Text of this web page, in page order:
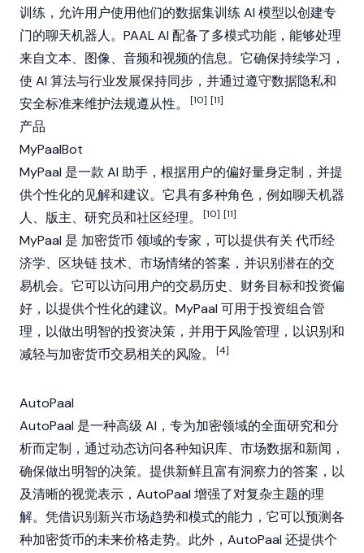
训练，允许用户使用他们的数据集训练 AI 模型以创建专
门的聊天机器人。PAAL AI 配备了多模式功能，能够处理
来自文本、图像、音频和视频的信息。它确保持续学习，
使 AI 算法与行业发展保持同步，并通过遵守数据隐私和
安全标准来维护法规遵从性。
[10] [11]
产品
MyPaalBot
MyPaal 是一款 AI 助手，根据用户的偏好量身定制，并提
供个性化的见解和建议。它具有多种角色，例如聊天机器
人、版主、研究员和社区经理。
[10] [11]
MyPaal 是 加密货币 领域的专家，可以提供有关 代币经
济学、 区块链技术、市场情绪的答案，并识别潜在的交
易机会。它可以访问用户的交易历史、财务目标和投资偏
好，以提供个性化的建议。MyPaal 可用于投资组合管
理，以做出明智的投资决策，并用于风险管理，以识别和
减轻与加密货币交易相关的风险。
[4]
AutoPaal
AutoPaal 是一种高级 AI，专为加密领域的全面研究和分
析而定制，通过动态访问各种知识库、市场数据和新闻，
确保做出明智的决策。提供新鲜且富有洞察力的答案，以
及清晰的视觉表示，AutoPaal 增强了对复杂主题的理
解。凭借识别新兴市场趋势和模式的能力，它可以预测各
种加密货币的未来价格走势。此外，AutoPaal 还提供个